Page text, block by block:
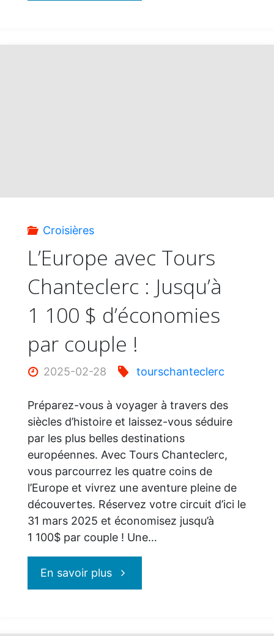
!"
Croisières
L’Europe avec Tours
Chanteclerc : Jusqu’à
1 100 $ d’économies
par couple !
2025-02-28 tourschanteclerc
Préparez-vous à voyager à travers des
siècles d’histoire et laissez-vous séduire
par les plus belles destinations
européennes. Avec Tours Chanteclerc,
vous parcourrez les quatre coins de
l’Europe et vivrez une aventure pleine de
découvertes. Réservez votre circuit d’ici le
31 mars 2025 et économisez jusqu’à
1 100$ par couple ! Une…
En savoir plus"L’Europe